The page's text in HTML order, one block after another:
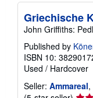
Griechische
John Griffiths:
Published by
ISBN 10:
Used / Hardcover
Seller: Ammareal